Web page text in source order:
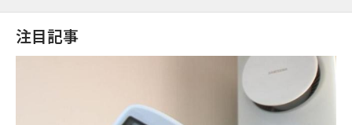
注目記事